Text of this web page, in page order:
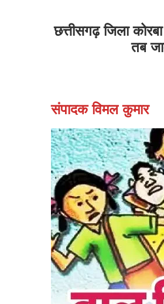
छत्तीसगढ़ जिला
तब
संपादक विमल कुमार